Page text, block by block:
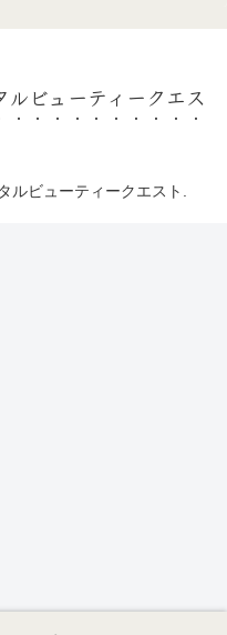
ビューティークエス
ビューティークエスト.